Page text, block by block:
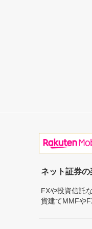
ネット証券
FXや投資信託
貨建てMMFや